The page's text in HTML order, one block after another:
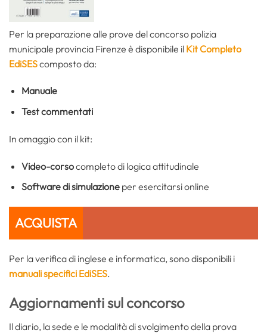
Per la preparazione alle prove del concorso polizia
municipale provincia Firenze è disponibile il Kit Completo
EdiSEScomposto da:
Manuale
Test commentati
In omaggio con il kit:
Video-corsocompleto di logica attitudinale
Software di simulazioneper esercitarsi online
ACQUISTA
Per la verifica di inglese e informatica, sono disponibili i
manuali specifici EdiSES.
Aggiornamenti sul concorso
Il diario, la sede e le modalità di svolgimento della prova